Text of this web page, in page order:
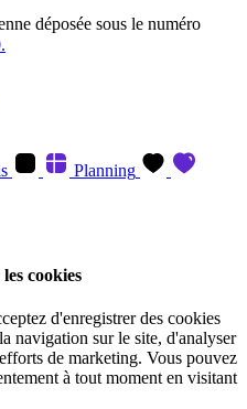
déposée sous le numéro
Planning
cookies
d'enregistrer des cookies
navigation sur le site, d'analyser
de marketing. Vous pouvez
à tout moment en visitant